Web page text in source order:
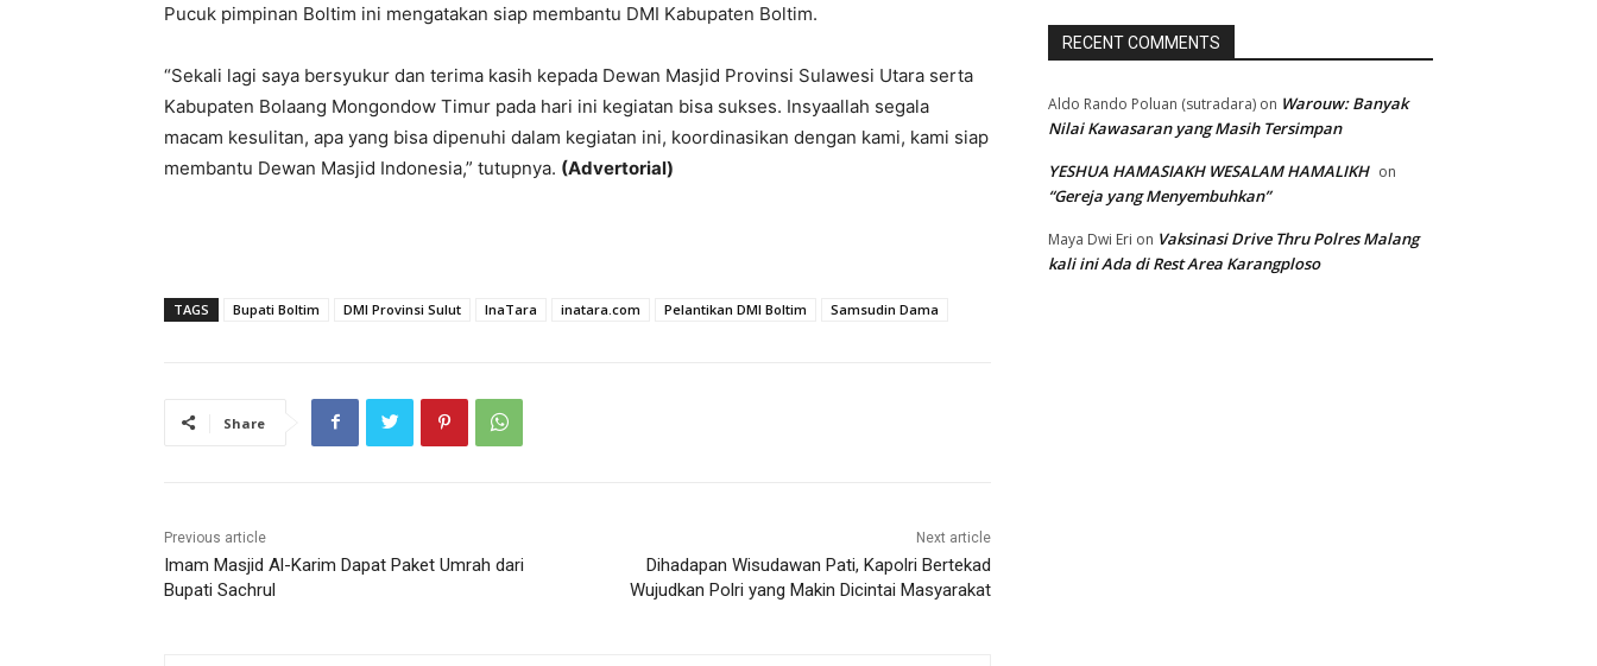
Pucuk pimpinan Boltim ini mengatakan siap membantu DMI Kabupaten Boltim.
“Sekali lagi saya bersyukur dan terima kasih kepada Dewan Masjid Provinsi Sulawesi Utara serta
Kabupaten Bolaang Mongondow Timur pada hari ini kegiatan bisa sukses. Insyaallah segala
macam kesulitan, apa yang bisa dipenuhi dalam kegiatan ini, koordinasikan dengan kami, kami siap
membantu Dewan Masjid Indonesia,” tutupnya. (Advertorial)
TAGS Bupati Boltim DMI Provinsi Sulut InaTara inatara.com Pelantikan DMI Boltim Samsudin Dama
Share
Previous article
Imam Masjid Al-Karim Dapat Paket Umrah dari
Bupati Sachrul
Next article
Dihadapan Wisudawan Pati, Kapolri Bertekad
Wujudkan Polri yang Makin Dicintai Masyarakat
RECENT COMMENTS
Aldo Rando Poluan (sutradara) on Warouw: Banyak
Nilai Kawasaran yang Masih Tersimpan
YESHUA HAMASIAKH WESALAM HAMALIKH on
“Gereja yang Menyembuhkan”
Maya Dwi Eri on Vaksinasi Drive Thru Polres Malang
kali ini Ada di Rest Area Karangploso